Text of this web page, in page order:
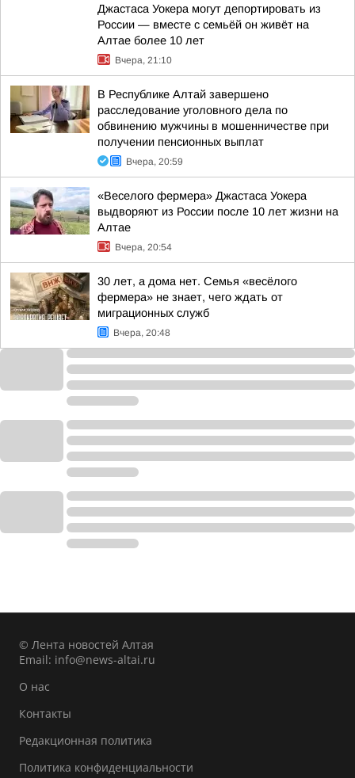
Джастаса Уокера могут депортировать из
России — вместе с семьёй он живёт на
Алтае более 10 лет
Вчера, 21:10
В Республике Алтай завершено
расследование уголовного дела по
обвинению мужчины в мошенничестве при
получении пенсионных выплат
Вчера, 20:59
«Веселого фермера» Джастаса Уокера
выдворяют из России после 10 лет жизни на
Алтае
Вчера, 20:54
30 лет, а дома нет. Семья «весёлого
фермера» не знает, чего ждать от
миграционных служб
Вчера, 20:48
© Лента новостей Алтая
Email: info@news-altai.ru
О нас
Контакты
Редакционная политика
Политика конфиденциальности